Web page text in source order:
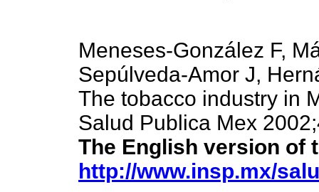
Meneses-González F,
Sepúlveda-Amor J,
The tobacco industry in
Salud Publica Mex
The English version of
http://www.insp.mx/